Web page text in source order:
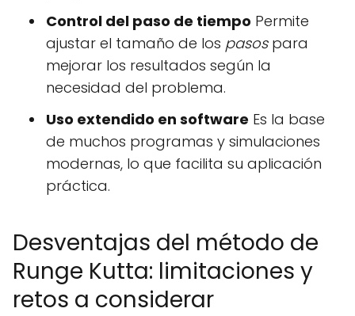
Control del paso de tiempo Permite
ajustar el tamaño de los pasospara
mejorar los resultados según la
necesidad del problema.
Uso extendido en software Es la base
de muchos programas y simulaciones
modernas, lo que facilita su aplicación
práctica.
Desventajas del método de
Runge Kutta: limitaciones y
retos a considerar